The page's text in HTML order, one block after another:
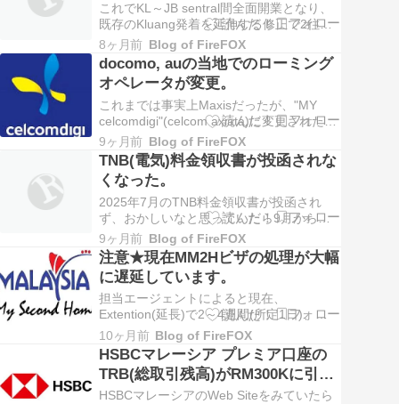
これでKL～JB sentral間全面開業となり、
既存のKluang発着を延伸する修正で2往復
が設定されます。特に9510,9515について
は1/1からの9524,9533の前倒しの様です。
(2025/12/12から9511,9514は既存Kluang
発着の延伸, 9510,9…
8ヶ月前 Blog of FireFOX
docomo, auの当地でのローミング
オペレータが変更。
これまでは事実上Maxisだったが、"MY
celcomdigi"(celcom axiata)に変更された模
様。 なお、以下の画像にあるように通信事
業者を手動選択にすると"MY celcomdigi"が
2つ表示されるがこれは合併前のcelcomと
Digiのそれぞれの事業者を表…
9ヶ月前 Blog of FireFOX
TNB(電気)料金領収書が投函されな
くなった。
2025年7月のTNB料金領収書が投函され
ず、おかしいなと思っていたら9月から領
収書が投函されなくなった。どうやら月次
の料金領収書はmyTNBで確認せよとのこと
らしい。 (了)
9ヶ月前 Blog of FireFOX
注意★現在MM2Hビザの処理が大幅
に遅延しています。
担当エージェントによると現在、
Extention(延長)で2～4週間(所定1日)、
Renewal(更新)で3か月(所定1か月)程度か
かっているとのこと。 ビザ保持者で上記処
理を依頼予定の人は担当エージェントと依
頼前に十分に日程確認と調整を行う事を強
く推奨します。(了)
10ヶ月前 Blog of FireFOX
HSBCマレーシア プレミア口座の
TRB(総取引残高)がRM300Kに引き
上げられていた。
HSBCマレーシアのWeb Siteをみていたら